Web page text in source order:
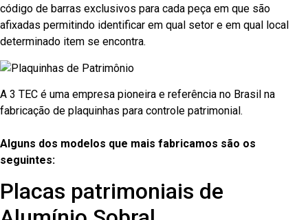
código de barras exclusivos para cada peça em que são
afixadas permitindo identificar em qual setor e em qual local
determinado item se encontra.
A 3 TEC é uma empresa pioneira e referência no Brasil na
fabricação de plaquinhas para controle patrimonial.
Alguns dos modelos que mais fabricamos são os
seguintes:
Placas patrimoniais de